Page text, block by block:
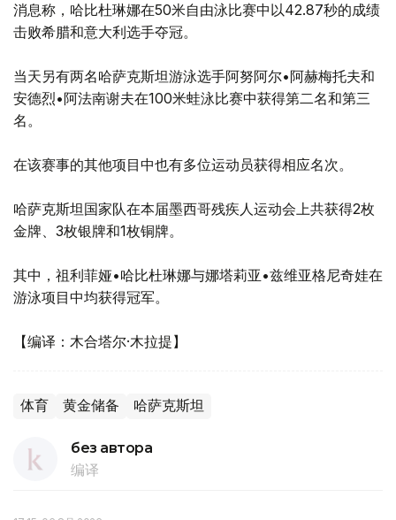
消息称，哈比杜琳娜在50米自由泳比赛中以42.87秒的成绩
击败希腊和意大利选手夺冠。
当天另有两名哈萨克斯坦游泳选手阿努阿尔•阿赫梅托夫和
安德烈•阿法南谢夫在100米蛙泳比赛中获得第二名和第三
名。
在该赛事的其他项目中也有多位运动员获得相应名次。
哈萨克斯坦国家队在本届墨西哥残疾人运动会上共获得2枚
金牌、3枚银牌和1枚铜牌。
其中，祖利菲娅•哈比杜琳娜与娜塔莉亚•兹维亚格尼奇娃在
游泳项目中均获得冠军。
【编译：木合塔尔·木拉提】
体育 黄金储备 哈萨克斯坦
без автора
编译